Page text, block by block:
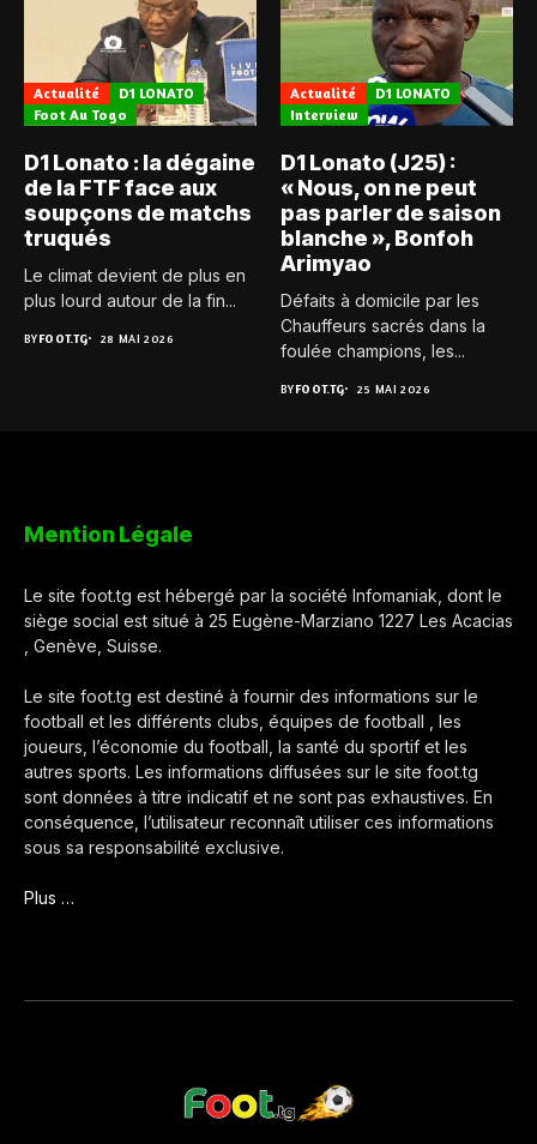
Actualité
D1 LONATO
Foot Au Togo
D1 Lonato : la dégaine
de la FTF face aux
soupçons de matchs
truqués
Le climat devient de plus en
plus lourd autour de la fin...
BYFOOT.TG 28 MAI 2026
Actualité
D1 LONATO
Interview
D1 Lonato (J25) :
« Nous, on ne peut
pas parler de saison
blanche », Bonfoh
Arimyao
Défaits à domicile par les
Chauffeurs sacrés dans la
foulée champions, les...
BYFOOT.TG 25 MAI 2026
Mention Légale
Le site foot.tg est hébergé par la société Infomaniak, dont le
siège social est situé à 25 Eugène-Marziano 1227 Les Acacias
, Genève, Suisse.
Le site foot.tg est destiné à fournir des informations sur le
football et les différents clubs, équipes de football , les
joueurs, l’économie du football, la santé du sportif et les
autres sports. Les informations diffusées sur le site foot.tg
sont données à titre indicatif et ne sont pas exhaustives. En
conséquence, l’utilisateur reconnaît utiliser ces informations
sous sa responsabilité exclusive.
Plus …